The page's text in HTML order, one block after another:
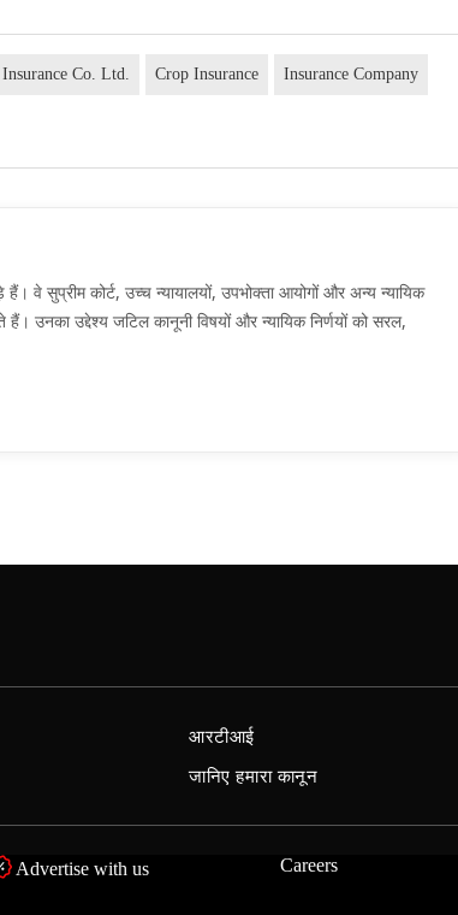
Co. Ltd. Crop Insurance Insurance Company
वे सुप्रीम कोर्ट, उच्च न्यायालयों, उपभोक्ता आयोगों और अन्य न्यायिक
उनका उद्देश्य जटिल कानूनी विषयों और न्यायिक निर्णयों को सरल,
आरटीआई
जानिए हमारा कानून
Advertise with us Careers